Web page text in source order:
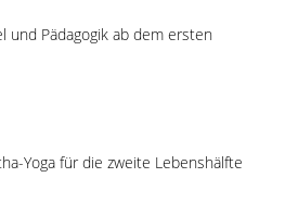
und Pädagogik ab dem ersten
Yoga für die zweite Lebenshälfte